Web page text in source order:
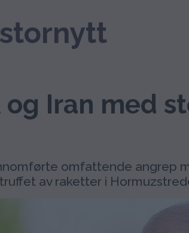
og Iran med
omfattende angrep
av raketter i